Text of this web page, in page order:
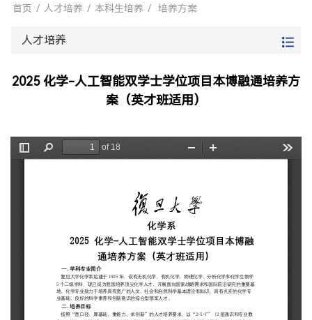
首页 / 人才培养 / 本科生培养 / 培养方案
人才培养
2025 化学-人工智能双学士学位项目本博融通培养方
案（英才班适用）